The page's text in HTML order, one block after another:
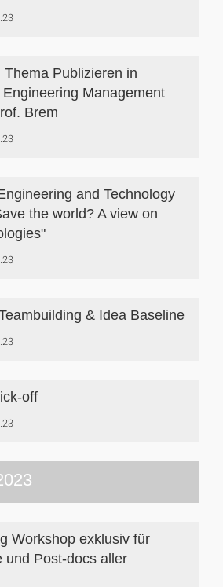
Publizieren in
Management
Brem
and Technology
the world? A view on
& Idea Baseline
off
Workshop exklusiv für
und Post-docs aller